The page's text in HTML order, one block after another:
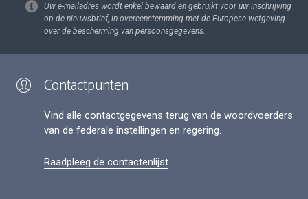
Uw e-mailadres wordt enkel bewaard en gebruikt voor uw inschrijving
op de nieuwsbrief, in overeenstemming met de Europese wetgeving
over de bescherming van persoonsgegevens.
Contactpunten
Vind alle contactgegevens terug van de woordvoerders
van de federale instellingen en regering.
Raadpleeg de contactenlijst